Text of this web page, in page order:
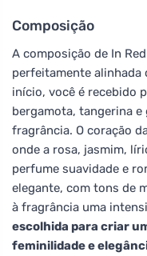
Composição
A composição de In
perfeitamente alinhada
início, você é recebido
bergamota, tangerina
fragrância. O coração
onde a rosa, jasmim,
perfume suavidade e
elegante, com tons de
à fragrância uma
escolhida para criar
feminilidade e